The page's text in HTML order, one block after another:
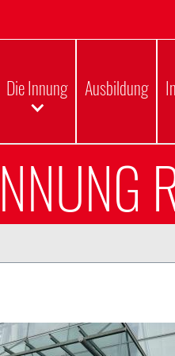
Die Innung Ausbildung